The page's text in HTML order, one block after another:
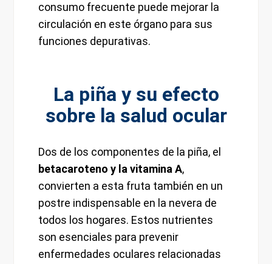
consumo frecuente puede mejorar la
circulación en este órgano para sus
funciones depurativas.
La piña y su efecto
sobre la salud ocular
Dos de los componentes de la piña, el
betacaroteno y la vitamina A,
convierten a esta fruta también en un
postre indispensable en la nevera de
todos los hogares. Estos nutrientes
son esenciales para prevenir
enfermedades oculares relacionadas